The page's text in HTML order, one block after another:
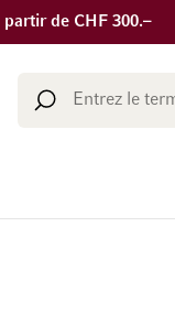
de CHF 300.–
Chercher